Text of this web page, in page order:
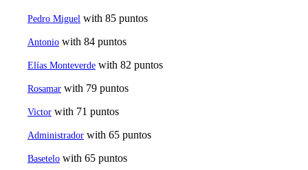
Pedro Miguel with 85 puntos
Antonio with 84 puntos
Elías Monteverde with 82 puntos
Rosamar with 79 puntos
Victor with 71 puntos
Administrador with 65 puntos
Basetelo with 65 puntos